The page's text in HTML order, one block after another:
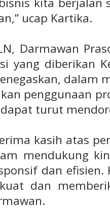
ucap Kartika.
Darmawan
yang diberikan
dalam
penggunaan
turut
kasih atas
mendukung
dan
dan